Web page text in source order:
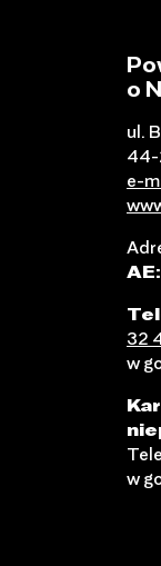
o
ul.
44-
e-
32
w
w